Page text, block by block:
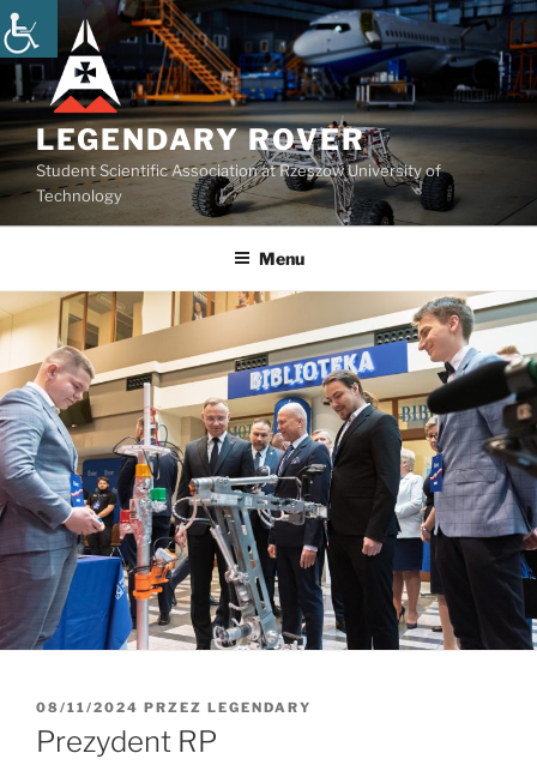
Przejdź
do
treści
LEGENDARY ROVER
Student Scientific Association at Rzeszow University of
Technology
Menu
OPUBLIKOWANE
W
08/11/2024 PRZEZ LEGENDARY
Prezydent RP